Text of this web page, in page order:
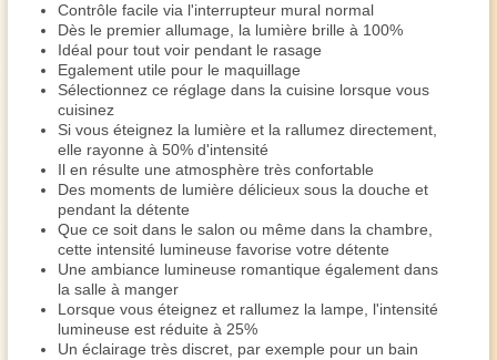
Contrôle facile via l'interrupteur mural normal
Dès le premier allumage, la lumière brille à 100%
Idéal pour tout voir pendant le rasage
Egalement utile pour le maquillage
Sélectionnez ce réglage dans la cuisine lorsque vous
cuisinez
Si vous éteignez la lumière et la rallumez directement,
elle rayonne à 50% d'intensité
Il en résulte une atmosphère très confortable
Des moments de lumière délicieux sous la douche et
pendant la détente
Que ce soit dans le salon ou même dans la chambre,
cette intensité lumineuse favorise votre détente
Une ambiance lumineuse romantique également dans
la salle à manger
Lorsque vous éteignez et rallumez la lampe, l'intensité
lumineuse est réduite à 25%
Un éclairage très discret, par exemple pour un bain